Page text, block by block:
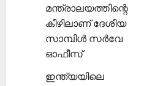
മന്ത്രാലയത്തിന്റെ
കീഴിലാണ് ദേശീയ
സാമ്പിള്‍ സര്‍വേ
ഓഫീസ്
ഇന്ത്യയിലെ